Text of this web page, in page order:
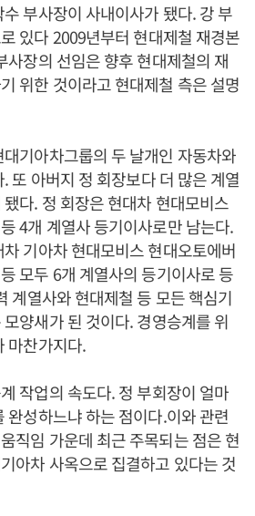
부사장이 사내이사가 됐다. 강 부
있다 2009년부터 현대제철 재경본
사장의 선임은 향후 현대제철의 재
위한 것이라고 현대제철 측은 설명
기아차그룹의 두 날개인 자동차와
또 아버지 정 회장보다 더 많은 계열
다. 정 회장은 현대차 현대모비스
4개 계열사 등기이사로만 남는다.
기아차 현대모비스 현대오토에버
모두 6개 계열사의 등기이사로 등
계열사와 현대제철 등 모든 핵심기
양새가 된 것이다. 경영승계를 위
마찬가지다.
작업의 속도다. 정 부회장이 얼마
완성하느냐 하는 점이다.이와 관련
직임 가운데 최근 주목되는 점은 현
아차 사옥으로 집결하고 있다는 것